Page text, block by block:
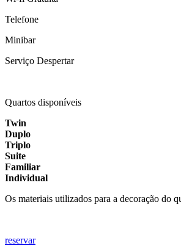
Telefone
Minibar
Serviço Despertar
Quartos disponíveis
Twin
Duplo
Triplo
Suite
Familiar
Individual
Os materiais utilizados para a decoração do
reservar